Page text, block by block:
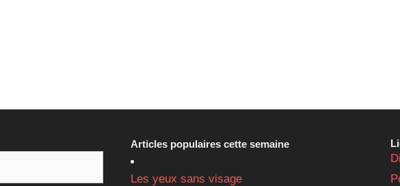
Articles populaires cette semaine
Les yeux sans visage